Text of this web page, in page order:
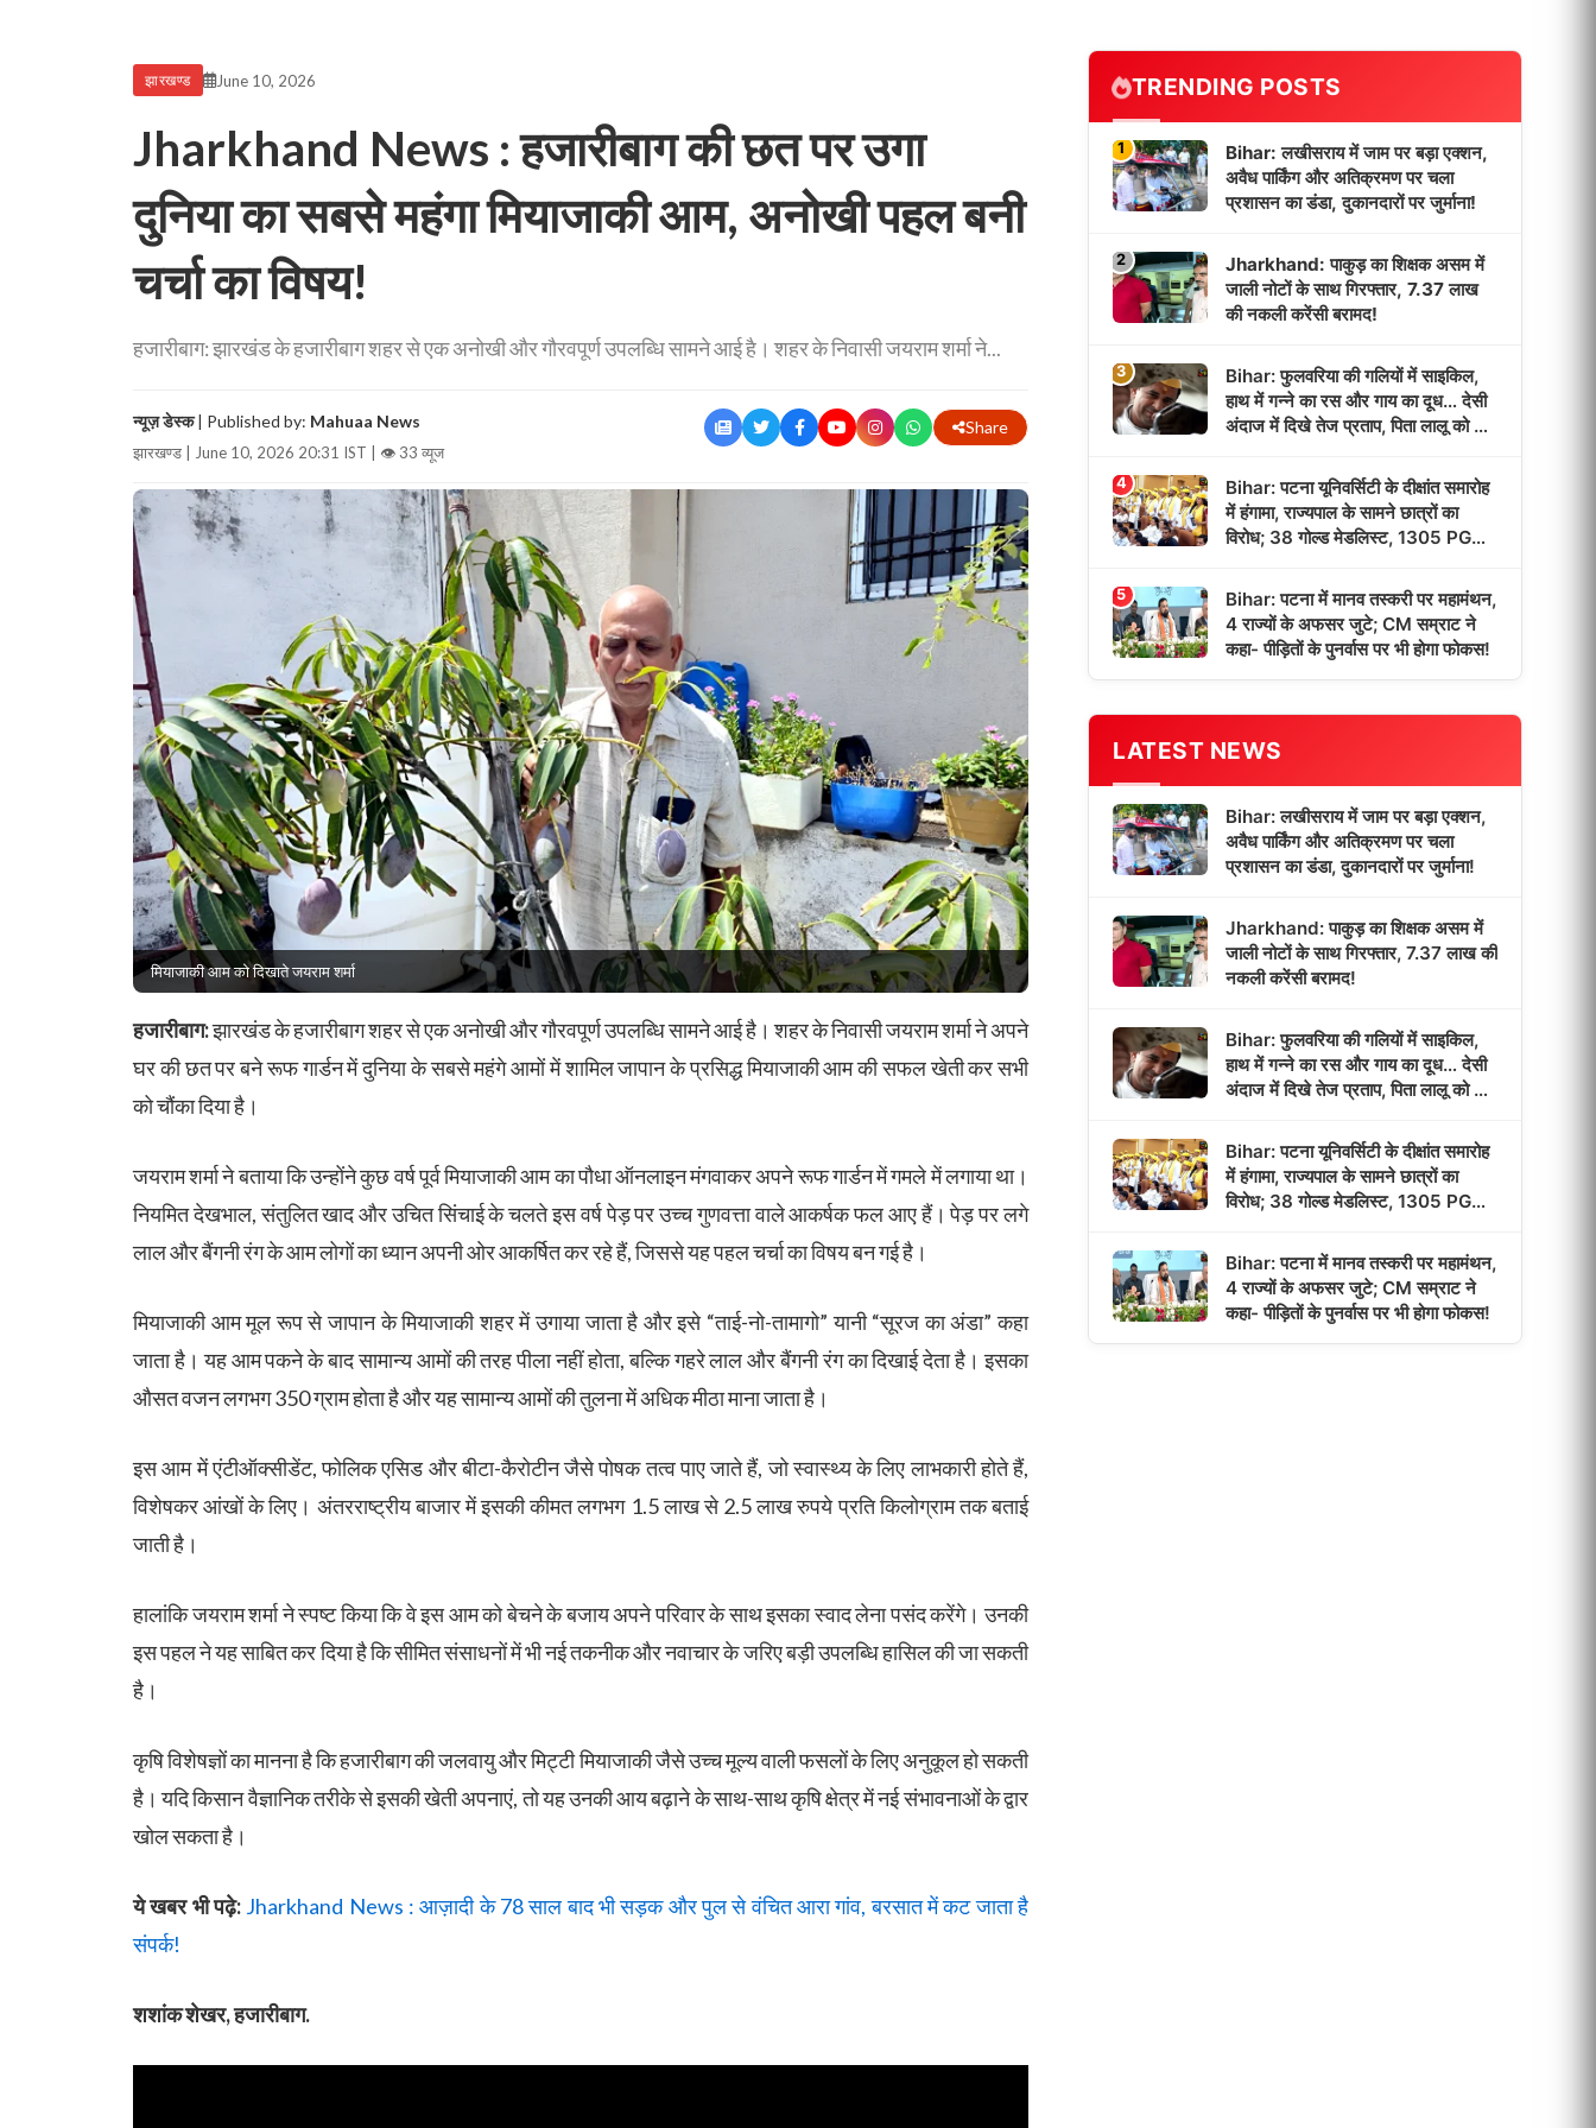
झारखण्ड June 10, 2026
Jharkhand News : हजारीबाग की छत पर उगा
दुनिया का सबसे महंगा मियाजाकी आम, अनोखी पहल बनी
चर्चा का विषय!
हजारीबाग: झारखंड के हजारीबाग शहर से एक अनोखी और गौरवपूर्ण उपलब्धि सामने आई है। शहर के निवासी जयराम शर्मा ने...
न्यूज़ डेस्क| Published by: Mahuaa News
झारखण्ड | June 10, 2026 20:31 IST | 👁 33 व्यूज
Share
मियाजाकी आम को दिखाते जयराम शर्मा
हजारीबाग:झारखंड के हजारीबाग शहर से एक अनोखी और गौरवपूर्ण उपलब्धि सामने आई है। शहर के निवासी जयराम शर्मा ने अपने
घर की छत पर बने रूफ गार्डन में दुनिया के सबसे महंगे आमों में शामिल जापान के प्रसिद्ध मियाजाकी आम की सफल खेती कर सभी
को चौंका दिया है।
जयराम शर्मा ने बताया कि उन्होंने कुछ वर्ष पूर्व मियाजाकी आम का पौधा ऑनलाइन मंगवाकर अपने रूफ गार्डन में गमले में लगाया था।
नियमित देखभाल, संतुलित खाद और उचित सिंचाई के चलते इस वर्ष पेड़ पर उच्च गुणवत्ता वाले आकर्षक फल आए हैं। पेड़ पर लगे
लाल और बैंगनी रंग के आम लोगों का ध्यान अपनी ओर आकर्षित कर रहे हैं, जिससे यह पहल चर्चा का विषय बन गई है।
मियाजाकी आम मूल रूप से जापान के मियाजाकी शहर में उगाया जाता है और इसे “ताई-नो-तामागो” यानी “सूरज का अंडा” कहा
जाता है। यह आम पकने के बाद सामान्य आमों की तरह पीला नहीं होता, बल्कि गहरे लाल और बैंगनी रंग का दिखाई देता है। इसका
औसत वजन लगभग 350 ग्राम होता है और यह सामान्य आमों की तुलना में अधिक मीठा माना जाता है।
इस आम में एंटीऑक्सीडेंट, फोलिक एसिड और बीटा-कैरोटीन जैसे पोषक तत्व पाए जाते हैं, जो स्वास्थ्य के लिए लाभकारी होते हैं,
विशेषकर आंखों के लिए। अंतरराष्ट्रीय बाजार में इसकी कीमत लगभग 1.5 लाख से 2.5 लाख रुपये प्रति किलोग्राम तक बताई
जाती है।
हालांकि जयराम शर्मा ने स्पष्ट किया कि वे इस आम को बेचने के बजाय अपने परिवार के साथ इसका स्वाद लेना पसंद करेंगे। उनकी
इस पहल ने यह साबित कर दिया है कि सीमित संसाधनों में भी नई तकनीक और नवाचार के जरिए बड़ी उपलब्धि हासिल की जा सकती
है।
कृषि विशेषज्ञों का मानना है कि हजारीबाग की जलवायु और मिट्टी मियाजाकी जैसे उच्च मूल्य वाली फसलों के लिए अनुकूल हो सकती
है। यदि किसान वैज्ञानिक तरीके से इसकी खेती अपनाएं, तो यह उनकी आय बढ़ाने के साथ-साथ कृषि क्षेत्र में नई संभावनाओं के द्वार
खोल सकता है।
ये खबर भी पढ़े: Jharkhand News : आज़ादी के 78 साल बाद भी सड़क और पुल से वंचित आरा गांव, बरसात में कट जाता है
संपर्क!
शशांक शेखर, हजारीबाग.
TRENDING POSTS
1
Bihar: लखीसराय में जाम पर बड़ा एक्शन,
अवैध पार्किंग और अतिक्रमण पर चला
प्रशासन का डंडा, दुकानदारों पर जुर्माना!
2
Jharkhand: पाकुड़ का शिक्षक असम में
जाली नोटों के साथ गिरफ्तार, 7.37 लाख
की नकली करेंसी बरामद!
3
Bihar: फुलवरिया की गलियों में साइकिल,
हाथ में गन्ने का रस और गाय का दूध… देसी
अंदाज में दिखे तेज प्रताप, पिता लालू को याद
4
Bihar: पटना यूनिवर्सिटी के दीक्षांत समारोह
में हंगामा, राज्यपाल के सामने छात्रों का
विरोध; 38 गोल्ड मेडलिस्ट, 1305 PG
5
Bihar: पटना में मानव तस्करी पर महामंथन,
4 राज्यों के अफसर जुटे; CM सम्राट ने
कहा- पीड़ितों के पुनर्वास पर भी होगा फोकस!
LATEST NEWS
Bihar: लखीसराय में जाम पर बड़ा एक्शन,
अवैध पार्किंग और अतिक्रमण पर चला
प्रशासन का डंडा, दुकानदारों पर जुर्माना!
Jharkhand: पाकुड़ का शिक्षक असम में
जाली नोटों के साथ गिरफ्तार, 7.37 लाख की
नकली करेंसी बरामद!
Bihar: फुलवरिया की गलियों में साइकिल,
हाथ में गन्ने का रस और गाय का दूध… देसी
अंदाज में दिखे तेज प्रताप, पिता लालू को याद
Bihar: पटना यूनिवर्सिटी के दीक्षांत समारोह
में हंगामा, राज्यपाल के सामने छात्रों का
विरोध; 38 गोल्ड मेडलिस्ट, 1305 PG
Bihar: पटना में मानव तस्करी पर महामंथन,
4 राज्यों के अफसर जुटे; CM सम्राट ने
कहा- पीड़ितों के पुनर्वास पर भी होगा फोकस!